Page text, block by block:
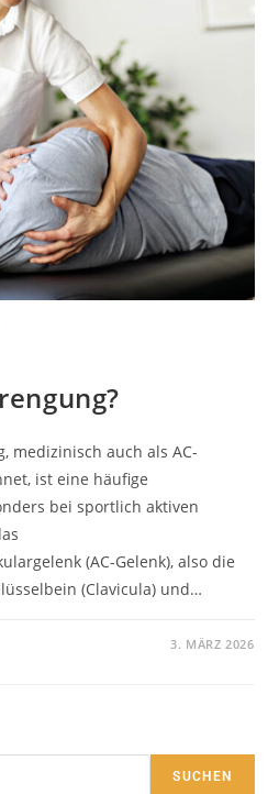
medizinisch auch als AC-
ist eine häufige
bei sportlich aktiven
(AC-Gelenk), also die
(Clavicula) und…
3. MÄRZ 2026
SUCHEN